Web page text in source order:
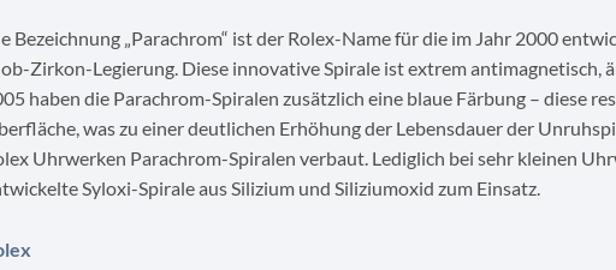
Bezeichnung „Parachrom“ ist der Rolex-Name für die im Jahr 2000
Zirkon-Legierung. Diese innovative Spirale ist extrem antimagnetisch,
haben die Parachrom-Spiralen zusätzlich eine blaue Färbung – diese
was zu einer deutlichen Erhöhung der Lebensdauer der
Uhrwerken Parachrom-Spiralen verbaut. Lediglich bei sehr kleinen
Syloxi-Spirale aus Silizium und Siliziumoxid zum Einsatz.